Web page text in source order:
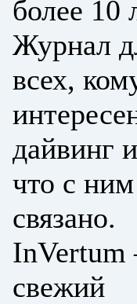
более 10
Журнал
всех,
дайвинг
что с ним
связано.
InVertum
свежий